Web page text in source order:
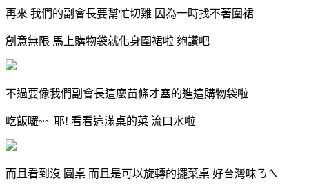
再來 我們的副會長要幫忙切雞 因為一時找不著圍裙
創意無限 馬上購物袋就化身圍裙啦 夠讚吧
不過要像我們副會長這麼苗條才塞的進這購物袋啦
吃飯囉~~ 耶! 看看這滿桌的菜 流口水啦
而且看到沒 圓桌 而且是可以旋轉的擺菜桌 好台灣味ㄋㄟ